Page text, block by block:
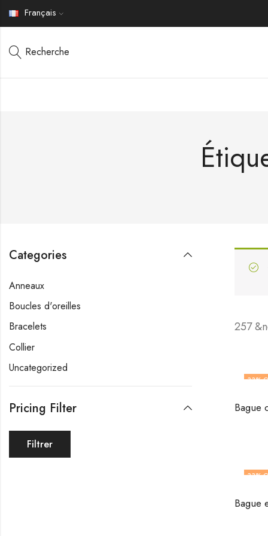
Français
Recherche
257
33%
33%
Categories
Anneaux
Boucles d'oreilles
Bracelets
Collier
Uncategorized
Pricing Filter
Filtrer